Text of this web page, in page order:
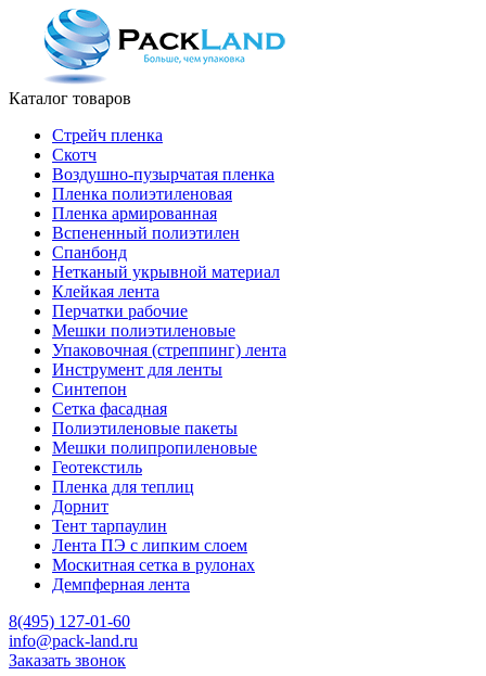
Каталог товаров
Стрейч пленка
Скотч
Воздушно-пузырчатая пленка
Пленка полиэтиленовая
Пленка армированная
Вспененный полиэтилен
Спанбонд
Нетканый укрывной материал
Клейкая лента
Перчатки рабочие
Мешки полиэтиленовые
Упаковочная (стреппинг) лента
Инструмент для ленты
Синтепон
Сетка фасадная
Полиэтиленовые пакеты
Мешки полипропиленовые
Геотекстиль
Пленка для теплиц
Дорнит
Тент тарпаулин
Лента ПЭ с липким слоем
Москитная сетка в рулонах
Демпферная лента
8(495) 127-01-60
info@pack-land.ru
Заказать звонок